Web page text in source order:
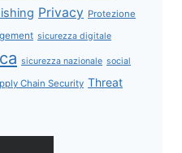
Privacy Protezione
sicurezza digitale
sicurezza nazionale social
Chain Security Threat